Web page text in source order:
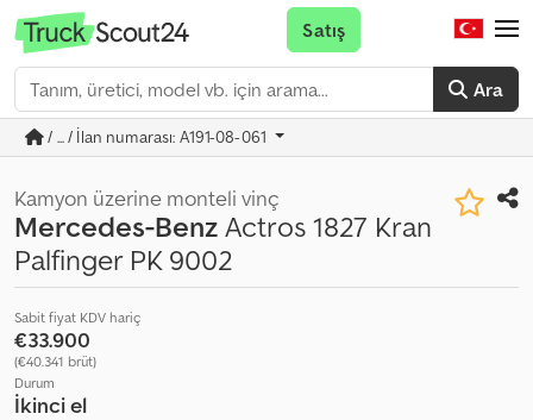
Ara
Satış
/ ... / İlan numarası: A191-08-061
Kamyon üzerine monteli vinç
Mercedes-BenzActros 1827 Kran
Palfinger PK 9002
Sabit fiyat KDV hariç
€33.900
(€40.341 brüt)
Durum
İkinci el